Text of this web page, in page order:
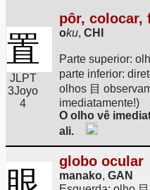
置
JLPT
3Joyo
4
pôr, colocar,
oku, CHI
Parte superior:
parte inferior:
olhos 目
imediatamente!)
O olho vê
ali.
globo ocular
manako, GAN